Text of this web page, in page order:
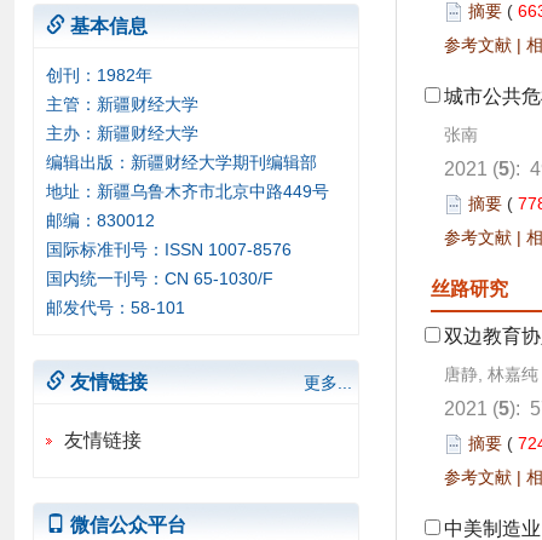
摘要 (
参考文献 |
城市公共
张南
2021 (5):
摘要 (
参考文献 |
丝路研究
双边教育
唐静, 林嘉纯
2021 (5):
摘要 (
参考文献 |
中美制造
基本信息
创刊：1982年
主管：新疆财经大学
主办：新疆财经大学
编辑出版：新疆财经大学期刊编辑部
地址：新疆乌鲁木齐市北京中路449号
邮编：830012
国际标准刊号：ISSN 1007-8576
国内统一刊号：CN 65-1030/F
邮发代号：58-101
友情链接 更多...
友情链接
微信公众平台